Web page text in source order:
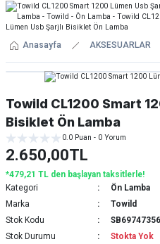
Anasayfa AKSESUARLAR
Towild CL1200 Smart
Bisiklet Ön Lamba
0.0 Puan - 0 Yorum
2.650,00TL
*479,21 TL den başlayan taksitlerle!
Kategori
Ön Lamba
Marka
Towild
Stok Kodu
Stok Durumu
Stokta Yok